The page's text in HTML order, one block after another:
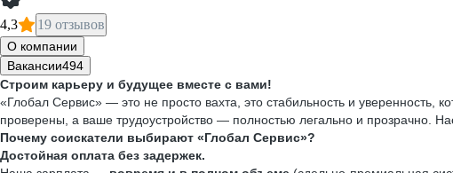
4,3 19 отзывов
О компании
Вакансии494
Строим карьеру и будущее вместе с вами!
«Глобал Сервис» — это не просто вахта, это стабильность и
проверены, а ваше трудоустройство — полностью легально и прозрачно.
Почему соискатели выбирают «Глобал Сервис»?
Достойная оплата без задержек.